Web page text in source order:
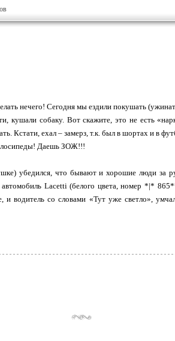
нечего! Сегодня мы ездили покушать
кушали собаку. Вот скажите, это не есть
Кстати, ехал – замерз, т.к. был в шортах и в
Даешь ЗОЖ!!!
убедился, что бывают и хорошие люди за
Lacetti (белого цвета, номер *|*
и водитель со словами «Тут уже светло»,